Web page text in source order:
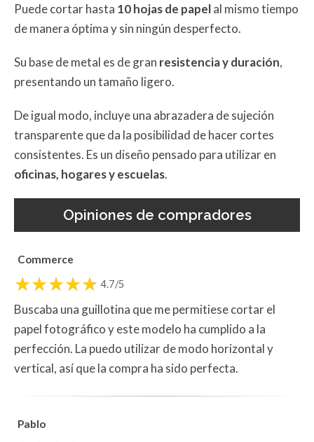
Puede cortar hasta 10 hojas de papelal mismo tiempo
de manera óptima y sin ningún desperfecto.
Su base de metal es de gran resistencia y duración,
presentando un tamaño ligero.
De igual modo, incluye una abrazadera de sujeción
transparente que da la posibilidad de hacer cortes
consistentes. Es un diseño pensado para utilizar en
oficinas, hogaresy escuelas.
Opiniones de compradores
Commerce
4.7/5
Buscaba una guillotina que me permitiese cortar el
papel fotográfico y este modelo ha cumplido a la
perfección. La puedo utilizar de modo horizontal y
vertical, así que la compra ha sido perfecta.
Pablo